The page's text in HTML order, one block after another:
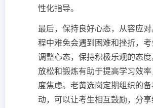
性化指导。
最后，保持良好心态，从容应
程中难免会遇到困难和挫折，
调整心态，保持积极乐观的态
放松和锻炼有助于提高学习效
度焦虑。老黄选岗定期组织的
动，可以让考生相互鼓励，分